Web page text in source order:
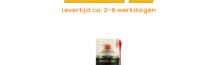
Levertijd ca. 2-6 werkdagen